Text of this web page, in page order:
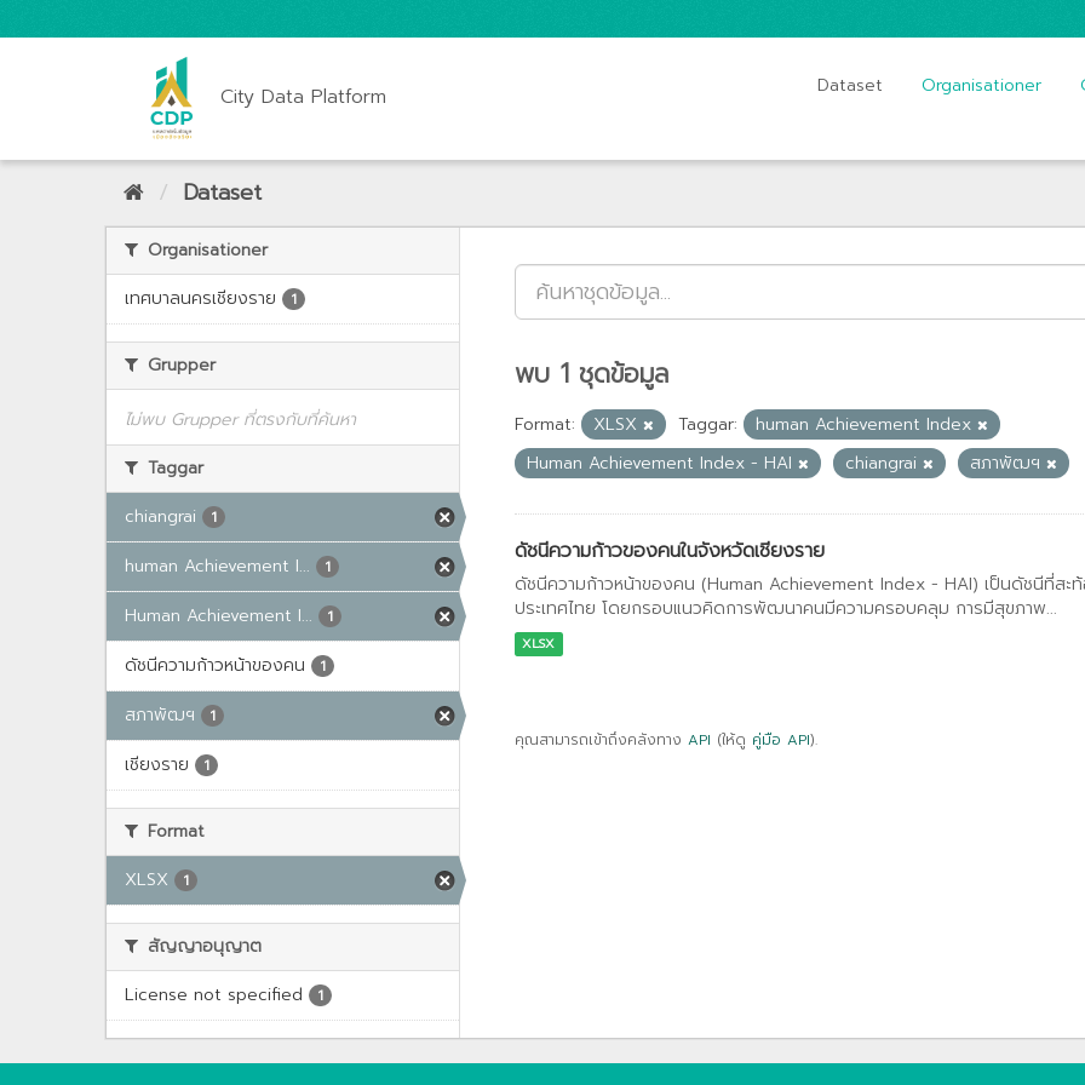
City Data Platform Dataset Organisationer
Dataset
Organisationer
เทศบาลนครเชียงราย
1
Grupper
ไม่พบ Grupper ที่ตรงกับที่ค้นหา
Taggar
chiangrai
1
human Achievement I... 1
Human Achievement I... 1
ดัชนีความก้าวหน้าของคน 1
สภาพัฒฯ 1
เชียงราย 1
Format
XLSX
1
สัญญาอนุญาต
License not specified
1
พบ 1 ชุดข้อมูล
Format: XLSX Taggar:
human Achievement Index
Human Achievement Index - HAI
chiangrai สภาพัฒฯ
ดัชนีความก้าวของคนในจังหวัดเชียงราย
ดัชนีความก้าวหน้าของคน (Human Achievement Index - HAI) เป็นดัชนีที่ส
ประเทศไทย โดยกรอบแนวคิดการพัฒนาคนมีความครอบคลุม การมีสุขภาพ...
XLSX
คุณสามารถเข้าถึงคลังทาง API (ให้ดู คู่มือ API).